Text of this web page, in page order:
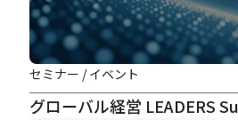
グローバル経営 LEADERS
セミナー / イベント